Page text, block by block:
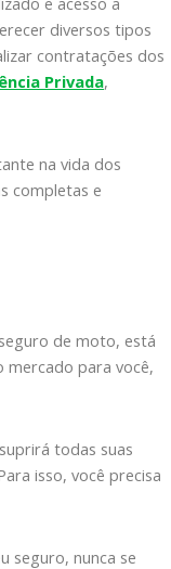
diversos tipos
contratações dos
Privada,
na vida dos
completas e
de moto, está
mercado para você,
todas suas
isso, você precisa
seguro, nunca se